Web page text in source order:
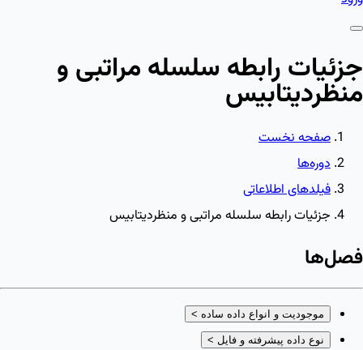
جزئیات رابطه سلسله مراتبی و
منظردیتابیس
صفحه نخست
دوره‌ها
فیلدهای اطلاعاتی
جزئیات رابطه سلسله مراتبی و منظردیتابیس
فصل‌ها
موجودیت و انواع داده ساده >
نوع داده پیشرفته و فایل >